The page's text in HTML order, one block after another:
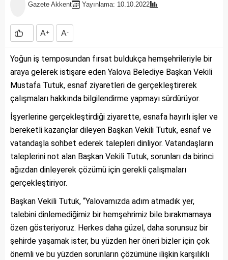
Gazete Akkent Yayınlama: 10.10.2022
A+ A-
Yoğun iş temposundan fırsat buldukça hemşehrileriyle bir
araya gelerek istişare eden Yalova Belediye Başkan Vekili
Mustafa Tutuk, esnaf ziyaretleri de gerçekleştirerek
çalışmaları hakkında bilgilendirme yapmayı sürdürüyor.
İşyerlerine gerçekleştirdiği ziyarette, esnafa hayırlı işler ve
bereketli kazançlar dileyen Başkan Vekili Tutuk, esnaf ve
vatandaşla sohbet ederek talepleri dinliyor. Vatandaşların
taleplerini not alan Başkan Vekili Tutuk, sorunları da birinci
ağızdan dinleyerek çözümü için gerekli çalışmaları
gerçekleştiriyor.
Başkan Vekili Tutuk, “Yalovamızda adım atmadık yer,
talebini dinlemediğimiz bir hemşehrimiz bile bırakmamaya
özen gösteriyoruz. Herkes daha güzel, daha sorunsuz bir
şehirde yaşamak ister, bu yüzden her öneri bizler için çok
önemli ve bu yüzden sorunların çözümüne ilişkin karşılıklı